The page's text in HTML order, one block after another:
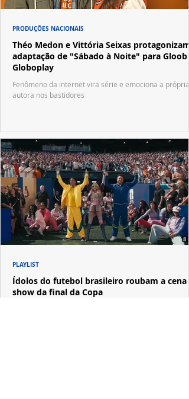
Théo Medon e Vittória Seixas protagonizam
adaptação de "Sábado à Noite" para Gloob e
Globoplay
Fenômeno da internet vira série e emociona a própria
autora nos bastidores
PRODUÇÕES NACIONAIS
Ídolos do futebol brasileiro roubam a cena
show da final da Copa
PLAYLIST